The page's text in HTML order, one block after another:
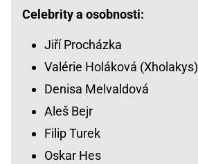
Celebrity a osobnosti:
Jiří Procházka
Valérie Holáková (Xholakys)
Denisa Melvaldová
Aleš Bejr
Filip Turek
Oskar Hes